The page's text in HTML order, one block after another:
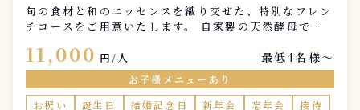
旬の食材と和のエッセンスを織り交ぜた、特別なフレン
チコースをご用意いたします。 自家製の天然酵母で焼
タ、魚料理、肉料理、デザートの全6品を、一皿ずつ丁
寧にご提供いたします。 大切な記念日、ご家族との特
別なひととき。ご自宅にいながら、まるでレストランで
過ごすような上質な食体験をお楽しみください。 事前
11,000 円/人 最低4名様〜
お子様メニューあり
お祝い
誕生日 結婚記念日 新年会 忘年会
接待